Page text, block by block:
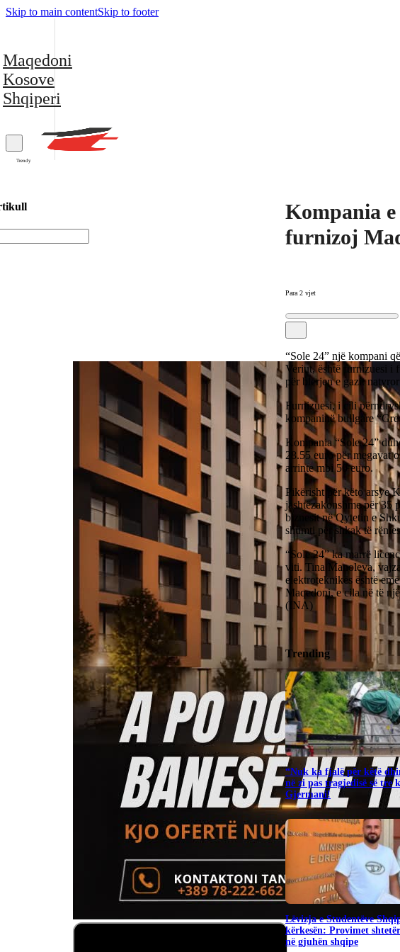
Skip to main contentSkip to footer
Maqedoni
Kosove
Shqiperi
Trendy
Kompania
furnizoj
Para 2 vjet
“Sole 24” një kompani
Veriut, është furnizuesi i
për blerjen e gazit
Furnizuesi, i cili
kompaninë bullgare
Kompania “Sole 24”
28.55 euro për megavat
arrinte mbi 50 euro.
Pikërisht për këto arsye
jashtëzakonshme për 35
biznesit në Qytetin e
shumti për shkak të
“Sole 24” ka marrë
viti. Tina Manoleva,
elektroteknikës është
Maqedoni, e cila në të
(INA)
Trending
“Nuk ka fjalë për këtë
në zi pas tragjedisë së tre
Gjermani!
Lëvizja e Studentëve
kërkesën: Provimet
në gjuhën shqipe